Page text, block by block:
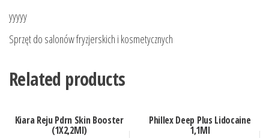
yyyyy
Sprzęt do salonów fryzjerskich i kosmetycznych
Related products
Kiara Reju Pdrn Skin Booster
(1X2,2Ml)
Phillex Deep Plus Lidocaine
1,1Ml